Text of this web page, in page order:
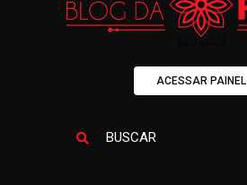
ACESSAR PAINEL
BUSCAR